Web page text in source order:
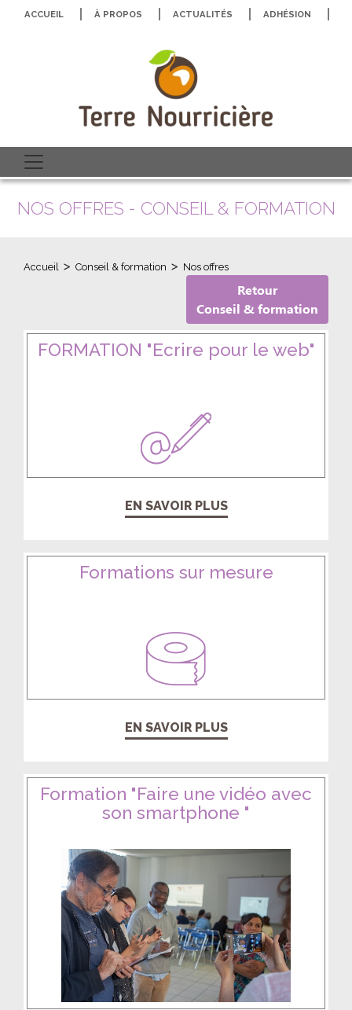
ACCUEIL À PROPOS ACTUALITÉS ADHÉSION
NOS OFFRES - CONSEIL & FORMATION
Accueil > Conseil & formation > Nos offres
Retour
Conseil & formation
FORMATION "Ecrire pour le web"
EN SAVOIR PLUS
Formations sur mesure
EN SAVOIR PLUS
Formation "Faire une vidéo avec
son smartphone "